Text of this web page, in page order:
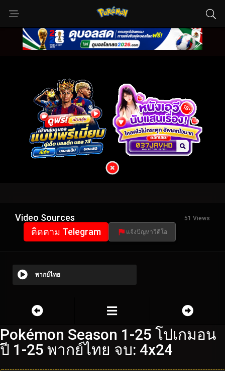
Video Sources 51 Views
ติดตาม Telegram แจ้งปัญหาวีดีโอ
พากย์ไทย
Pokémon Season 1-25 โปเกมอน
ปี 1-25 พากย์ไทย จบ: 4x24